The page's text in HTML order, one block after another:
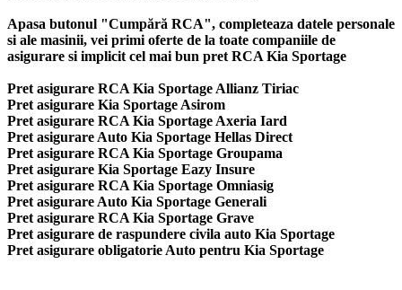
Apasa butonul "Cumpără RCA", completeaza datele personale
si ale masinii, vei primi oferte de la toate companiile de
asigurare si implicit cel mai bun pret RCA Kia Sportage
Pret asigurare RCA Kia Sportage Allianz Tiriac
Pret asigurare Kia Sportage Asirom
Pret asigurare RCA Kia Sportage Axeria Iard
Pret asigurare Auto Kia Sportage Hellas Direct
Pret asigurare RCA Kia Sportage Groupama
Pret asigurare Kia Sportage Eazy Insure
Pret asigurare RCA Kia Sportage Omniasig
Pret asigurare Auto Kia Sportage Generali
Pret asigurare RCA Kia Sportage Grave
Pret asigurare de raspundere civila auto Kia Sportage
Pret asigurare obligatorie Auto pentru Kia Sportage